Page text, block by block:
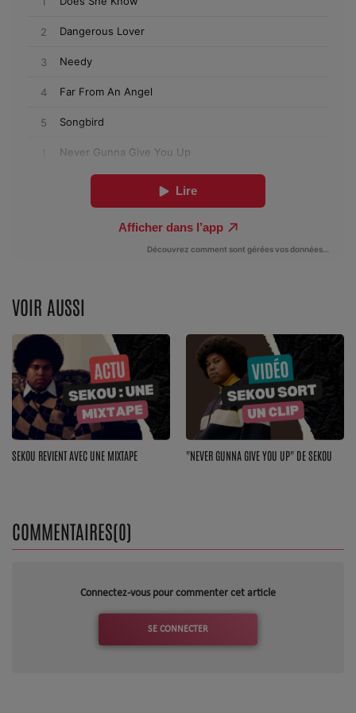
Dossier de Presse
Service Commercial
VOIR AUSSI
SEKOU REVIENT AVEC UNE MIXTAPE "NEVER GUNNA GIVE YOU UP" DE SEKOU
COMMENTAIRES(0)
Connectez-vous pour commenter cet article
SE CONNECTER